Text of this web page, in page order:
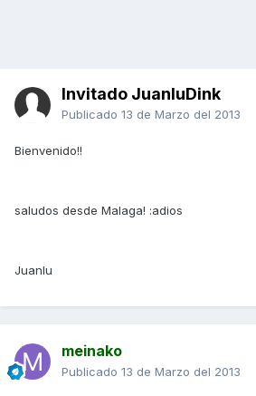
Invitado JuanluDink
Publicado 13 de Marzo del 2013
Bienvenido!!
saludos desde Malaga! :adios
Juanlu
meinako
Publicado 13 de Marzo del 2013